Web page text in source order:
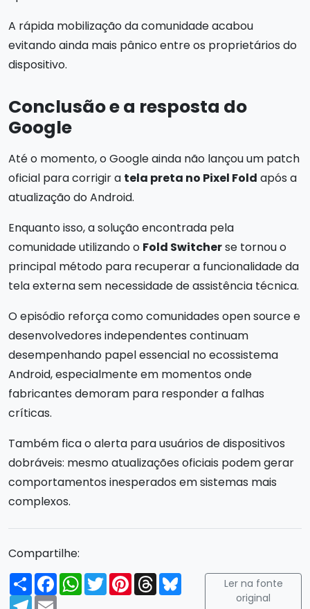
A rápida mobilização da comunidade acabou
evitando ainda mais pânico entre os proprietários do
dispositivo.
Conclusão e a resposta do
Google
Até o momento, o Google ainda não lançou um patch
oficial para corrigir a tela preta no Pixel Fold após a
atualização do Android.
Enquanto isso, a solução encontrada pela
comunidade utilizando o Fold Switcherse tornou o
principal método para recuperar a funcionalidade da
tela externa sem necessidade de assistência técnica.
O episódio reforça como comunidades open source e
desenvolvedores independentes continuam
desempenhando papel essencial no ecossistema
Android, especialmente em momentos onde
fabricantes demoram para responder a falhas
críticas.
Também fica o alerta para usuários de dispositivos
dobráveis: mesmo atualizações oficiais podem gerar
comportamentos inesperados em sistemas mais
complexos.
Compartilhe:
Compartilhar
FacebookWhatsApp
TwitterPinterest
ThreadsBluesky
Telegram
Email
Ler na fonte
original